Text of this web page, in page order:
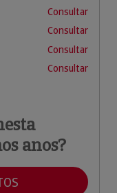
Consultar
Consultar
Consultar
Consultar
anos?